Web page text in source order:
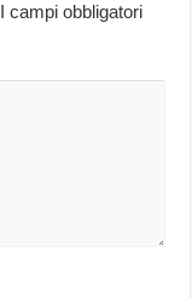
I campi obbligatori